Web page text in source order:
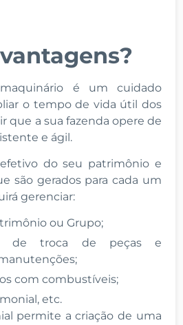
é um cuidado
o tempo de vida útil dos
que a sua fazenda opere de
e ágil.
do seu patrimônio e
são gerados para cada um
gerenciar:
ou Grupo;
de troca de peças e
com combustíveis;
etc.
permite a criação de uma